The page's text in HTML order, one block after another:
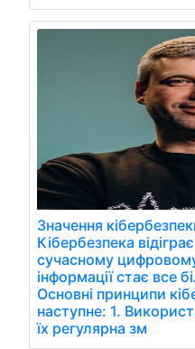
Значення
Кібербезпека
сучасному цифровому
інформації стає все
Основні принципи
наступне: 1.
їх регулярна зм